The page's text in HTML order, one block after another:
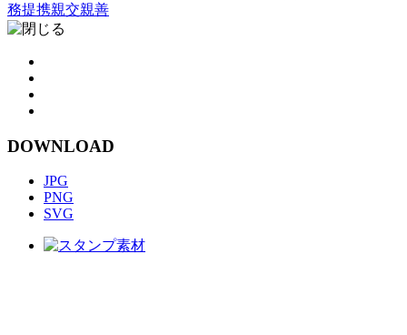
務提携親交親善
DOWNLOAD
JPG
PNG
SVG